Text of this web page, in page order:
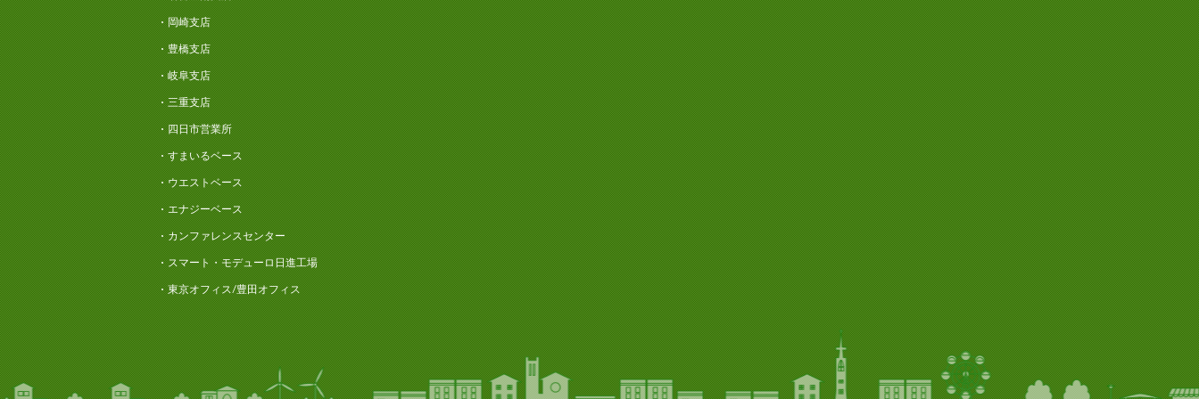
岡崎支店
豊橋支店
岐阜支店
三重支店
四日市営業所
すまいるベース
ウエストベース
エナジーベース
カンファレンスセンター
スマート・モデューロ日進工場
東京オフィス/豊田オフィス
2026/07/02
中日スポーツWEB版にセカンドキャリア支援の
取組みが掲載されました
2026/07/02
スポーツ報知WEB版にセカンドキャリア支援の
取組みが掲載されました
2026/07/01 関東支店を開設しました
2026/06/11
安青錦関の大関昇進パーティーにお招きいただき
ました
2026/05/01 ベトナム人技能実習生の入社式を実施しました